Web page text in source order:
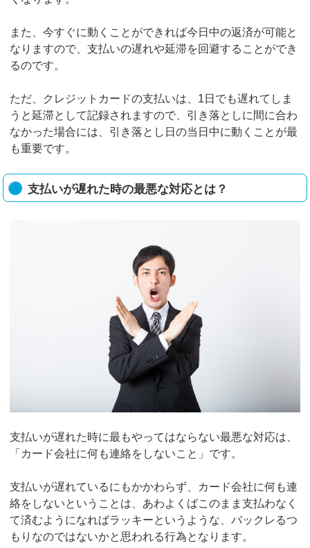
また、今すぐに動くことができれば今日中の返済が可能と
なりますので、支払いの遅れや延滞を回避することができ
るのです。
ただ、クレジットカードの支払いは、1日でも遅れてしま
うと延滞として記録されますので、引き落としに間に合わ
なかった場合には、引き落とし日の当日中に動くことが最
も重要です。
支払いが遅れた時の最悪な対応とは？
支払いが遅れた時に最もやってはならない最悪な対応は、
「カード会社に何も連絡をしないこと」です。
支払いが遅れているにもかかわらず、カード会社に何も連
絡をしないということは、あわよくばこのまま支払わなく
て済むようになればラッキーというような、バックレるつ
もりなのではないかと思われる行為となります。